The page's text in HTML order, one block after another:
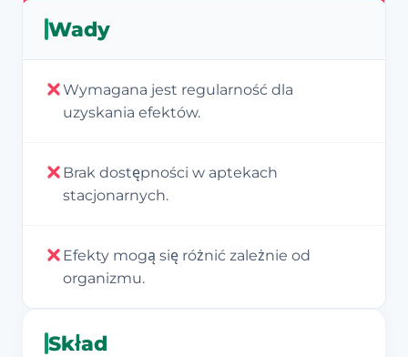
Wady
Wymagana jest regularność dla
uzyskania efektów.
Brak dostępności w aptekach
stacjonarnych.
Efekty mogą się różnić zależnie od
organizmu.
Skład